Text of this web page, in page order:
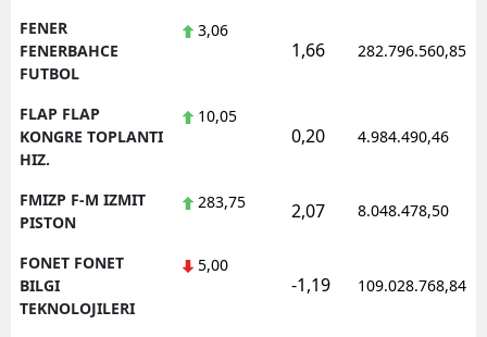
FENER
FENERBAHCE
FUTBOL
3,06
1,66 282.796.560,85
FLAP FLAP
KONGRE TOPLANTI
HIZ.
10,05
0,20 4.984.490,46
FMIZP F-M IZMIT
PISTON
283,75 2,07 8.048.478,50
FONET FONET
BILGI
TEKNOLOJILERI
5,00
-1,19 109.028.768,84